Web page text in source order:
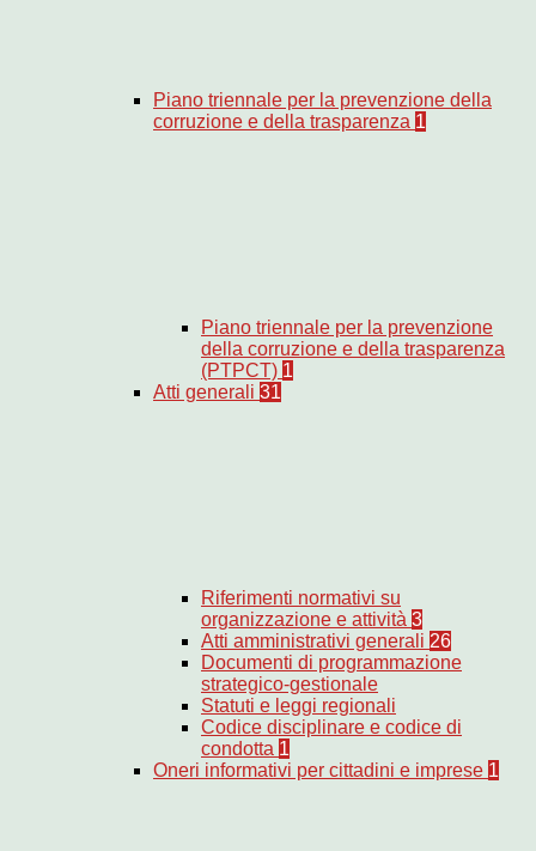
Piano triennale per la prevenzione della
corruzione e della trasparenza 1
Piano triennale per la prevenzione
della corruzione e della trasparenza
(PTPCT) 1
Atti generali 31
Riferimenti normativi su
organizzazione e attività 3
Atti amministrativi generali 26
Documenti di programmazione
strategico-gestionale
Statuti e leggi regionali
Codice disciplinare e codice di
condotta 1
Oneri informativi per cittadini e imprese 1